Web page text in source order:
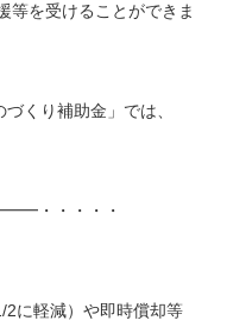
等を受けることができま
くり補助金」では、
・・・・・
2に軽減）や即時償却等